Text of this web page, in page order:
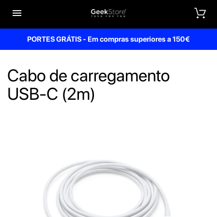

PORTES GRÁTIS - Em compras superiores a 150€
Cabo de carregamento
USB-C (2m)